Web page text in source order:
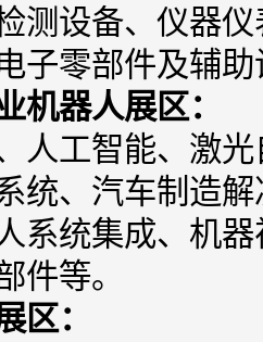
测设备、仪器
子零部件及辅
机器人展区：
人工智能、激
统、汽车制造
系统集成、机
件等。
区：